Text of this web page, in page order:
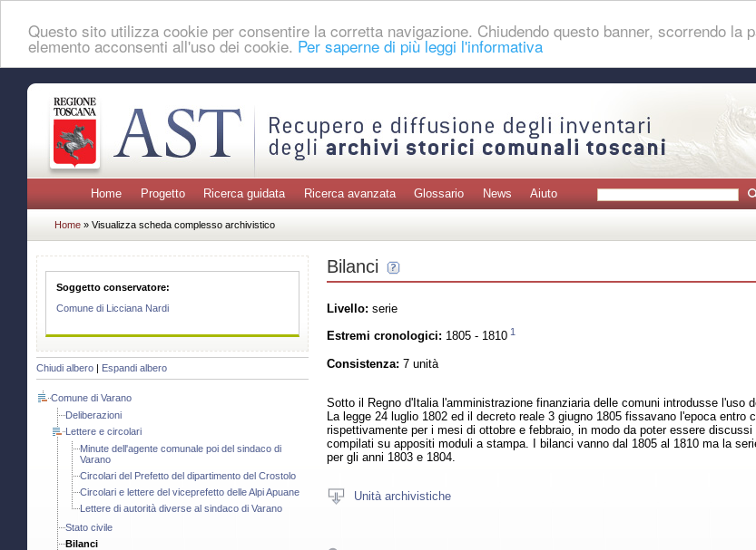
Questo sito utilizza cookie per consentire la corretta navigazione. Chiudendo questo banner, scorrendo la
elemento acconsenti all'uso dei cookie. Per saperne di più leggi l'informativa
Home Progetto Ricerca guidata Ricerca avanzata Glossario News Aiuto
Home » Visualizza scheda complesso archivistico
Soggetto conservatore:
Comune di Licciana Nardi
Chiudi albero Espandi albero
Comune di Varano
Deliberazioni
Lettere e circolari
Minute dell'agente comunale poi del sindaco di
Varano
Circolari del Prefetto del dipartimento del Crostolo
Circolari e lettere del viceprefetto delle Alpi Apuane
Lettere di autorità diverse al sindaco di Varano
Stato civile
Bilanci
Bilanci
Livello: serie
Estremi cronologici: 1805 - 1810 1
Consistenza: 7 unità
Sotto il Regno d'Italia l'amministrazione finanziaria delle comuni introdusse
La legge 24 luglio 1802 ed il decreto reale 3 giugno 1805 fissavano l'epoca
rispettivamente per i mesi di ottobre e febbraio, in modo da poter essere
compilati su appositi moduli a stampa. I bilanci vanno dal 1805 al 1810 ma la
per gli anni 1803 e 1804.
Unità archivistiche